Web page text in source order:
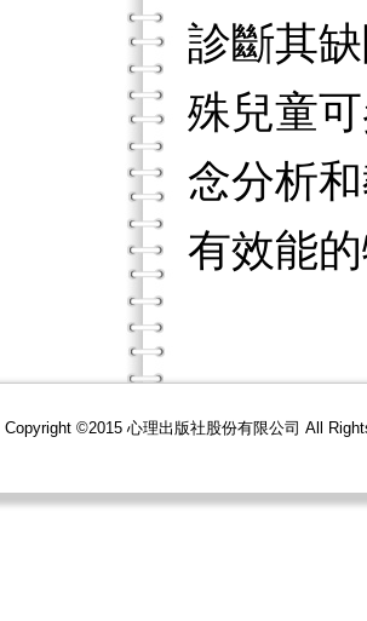
診斷其
殊兒童
念分析
有效能
Copyright ©2015 心理出版社股份有限公司 All